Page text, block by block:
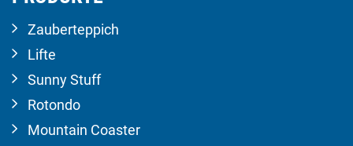
Zauberteppich
Lifte
Sunny Stuff
Rotondo
Mountain Coaster